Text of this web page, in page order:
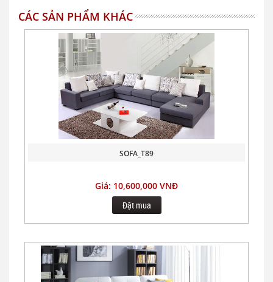
CÁC SẢN PHẨM KHÁC
SOFA_T89
Giá: 10,600,000 VNĐ
Đặt mua